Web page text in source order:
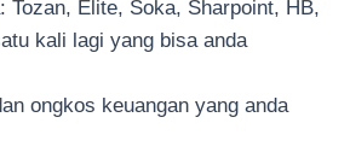
Tozan, Elite, Soka, Sharpoint, HB,
kali lagi yang bisa anda
ongkos keuangan yang anda